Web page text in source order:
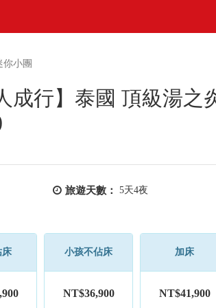
你小團
成行】泰國 頂級湯
旅遊天數： 5天4夜
床 小孩不佔床
NT$36,900
加床
NT$41,900